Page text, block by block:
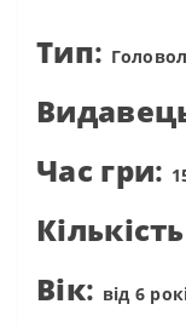
Тип:
Час гри:
Вік: від 6